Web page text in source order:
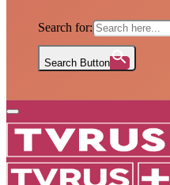
Search for:
Search Button
Primary
Menu